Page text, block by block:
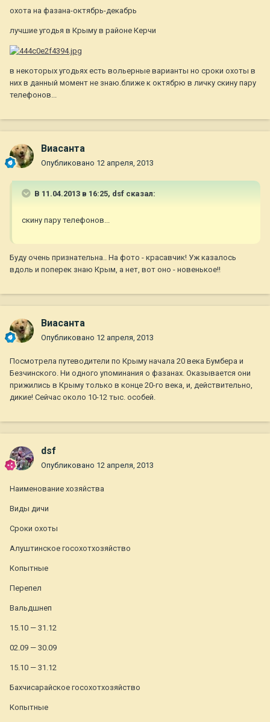
охота на фазана-октябрь-декабрь
лучшие угодья в Крыму в районе Керчи
в некоторых угодьях есть вольерные варианты но сроки охоты в
них в данный момент не знаю.ближе к октябрю в личку скину пару
телефонов...
Виасанта
Опубликовано 12 апреля, 2013
В 11.04.2013 в 16:25, dsf сказал:
скину пару телефонов...
Буду очень признательна.. На фото - красавчик! Уж казалось
вдоль и поперек знаю Крым, а нет, вот оно - новенькое!!
Виасанта
Опубликовано 12 апреля, 2013
Посмотрела путеводители по Крыму начала 20 века Бумбера и
Безчинского. Ни одного упоминания о фазанах. Оказывается они
прижились в Крыму только в конце 20-го века, и, действительно,
дикие! Сейчас около 10-12 тыс. особей.
dsf
Опубликовано 12 апреля, 2013
Наименование хозяйства
Виды дичи
Сроки охоты
Алуштинское госохотхозяйство
Копытные
Перепел
Вальдшнеп
15.10 — 31.12
02.09 — 30.09
15.10 — 31.12
Бахчисарайское госохотхозяйство
Копытные